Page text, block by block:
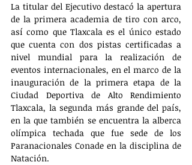
La titular del Ejecutivo destacó la apertura
de la primera academia de tiro con arco,
así como que Tlaxcala es el único estado
que cuenta con dos pistas certificadas a
nivel mundial para la realización de
eventos internacionales, en el marco de la
inauguración de la primera etapa de la
Ciudad Deportiva de Alto Rendimiento
Tlaxcala, la segunda más grande del país,
en la que también se encuentra la alberca
olímpica techada que fue sede de los
Paranacionales Conade en la disciplina de
Natación.